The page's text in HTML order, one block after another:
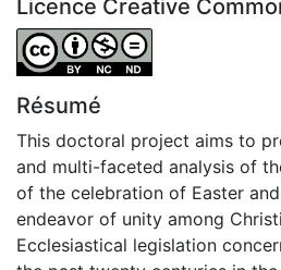
Licence Creative
Attribution-NonCommercial-
Résumé
This doctoral project aims to
and multi-faceted analysis of
of the celebration of Easter
endeavor of unity among
Ecclesiastical legislation